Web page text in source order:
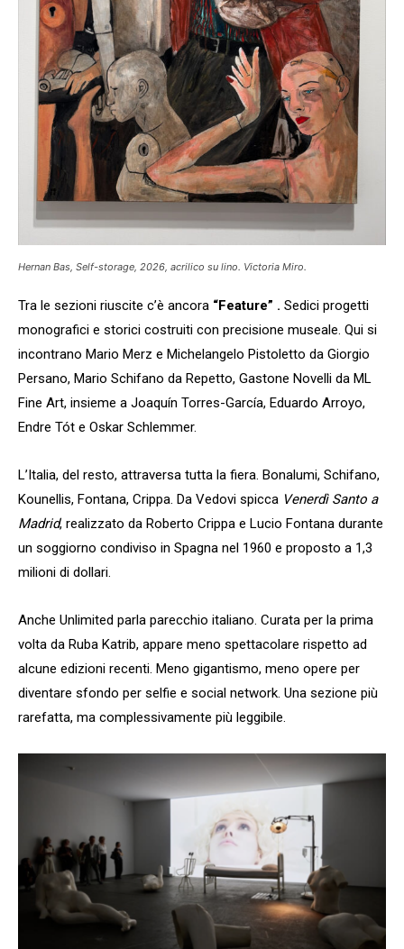
Hernan Bas, Self-storage, 2026, acrilico su lino. Victoria Miro.
Tra le sezioni riuscite c’è ancora “Feature” . Sedici progetti
monografici e storici costruiti con precisione museale. Qui si
incontrano Mario Merz e Michelangelo Pistoletto da Giorgio
Persano, Mario Schifano da Repetto, Gastone Novelli da ML
Fine Art, insieme a Joaquín Torres-García, Eduardo Arroyo,
Endre Tót e Oskar Schlemmer.
L’Italia, del resto, attraversa tutta la fiera. Bonalumi, Schifano,
Kounellis, Fontana, Crippa. Da Vedovi spicca Venerdì Santo a
Madrid, realizzato da Roberto Crippa e Lucio Fontana durante
un soggiorno condiviso in Spagna nel 1960 e proposto a 1,3
milioni di dollari.
Anche Unlimited parla parecchio italiano. Curata per la prima
volta da Ruba Katrib, appare meno spettacolare rispetto ad
alcune edizioni recenti. Meno gigantismo, meno opere per
diventare sfondo per selfie e social network. Una sezione più
rarefatta, ma complessivamente più leggibile.